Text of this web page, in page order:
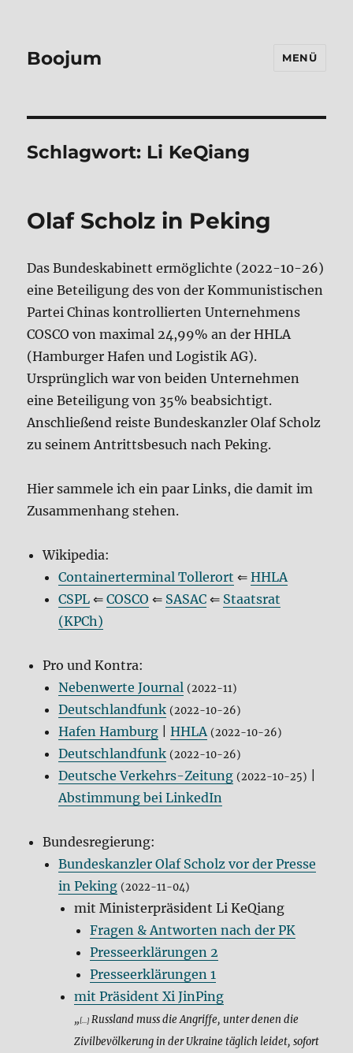
Boojum MENÜ
Schlagwort: Li KeQiang
Olaf Scholz in Peking
Das Bundeskabinett ermöglichte (2022-10-26)
eine Beteiligung des von der Kommunistischen
Partei Chinas kontrollierten Unternehmens
COSCO von maximal 24,99% an der HHLA
(Hamburger Hafen und Logistik AG).
Ursprünglich war von beiden Unternehmen
eine Beteiligung von 35% beabsichtigt.
Anschließend reiste Bundeskanzler Olaf Scholz
zu seinem Antrittsbesuch nach Peking.
Hier sammele ich ein paar Links, die damit im
Zusammenhang stehen.
Wikipedia:
Containerterminal Tollerort ⇐HHLA
CSPL ⇐COSCO ⇐ SASAC ⇐ Staatsrat
(KPCh)
Pro und Kontra:
Nebenwerte Journal (2022-11)
Deutschlandfunk (2022-10-26)
Hafen Hamburg |HHLA (2022-10-26)
Deutschlandfunk (2022-10-26)
Deutsche Verkehrs-Zeitung (2022-10-25)
Abstimmung bei LinkedIn
Bundesregierung:
Bundeskanzler Olaf Scholz vor der Presse
in Peking (2022-11-04)
mit Ministerpräsident Li KeQiang
Fragen & Antworten nach der PK
Presseerklärungen 2
Presseerklärungen 1
mit Präsident Xi JinPing
„[…] Russland muss die Angriffe, unter denen die
Zivilbevölkerung in der Ukraine täglich leidet, sofort